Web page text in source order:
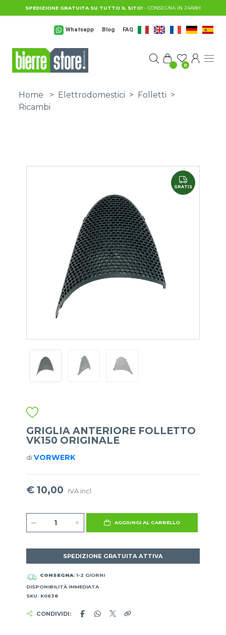
Salta al contenuto principale
SPEDIZIONE GRATUITA SU TUTTO IL SITO! - CONSEGNA IN 24/48H
Whatsapp Blog FAQ
0
Home > Elettrodomestici > Folletti >
Ricambi
GRATIS
GRIGLIA ANTERIORE FOLLETTO
VK150 ORIGINALE
diVORWERK
€ 10,00 IVA incl.
AGGIUNGI AL CARRELLO
SPEDIZIONE GRATUITA ATTIVA
CONSEGNA: 1-2 GIORNI
DISPONIBILITÀ IMMEDIATA
SKU: K0638
CONDIVIDI: